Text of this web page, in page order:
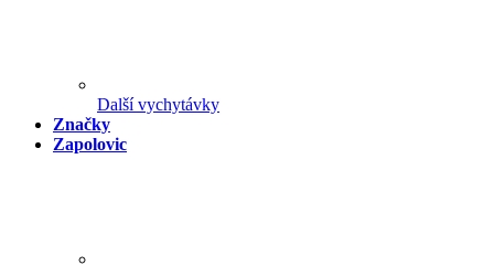
Další vychytávky
Značky
Zapolovic